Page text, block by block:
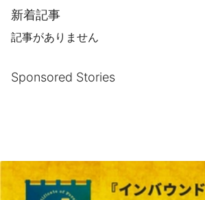
新着記事
記事がありません
Sponsored Stories